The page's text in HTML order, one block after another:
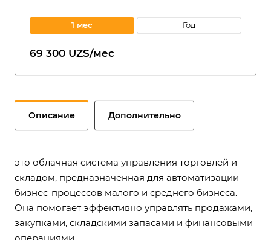
1 мес год
69 300 UZS/мес
Описание Дополнительно
это облачная система управления торговлей и
складом, предназначенная для автоматизации
бизнес-процессов малого и среднего бизнеса.
Она помогает эффективно управлять продажами,
закупками, складскими запасами и финансовыми